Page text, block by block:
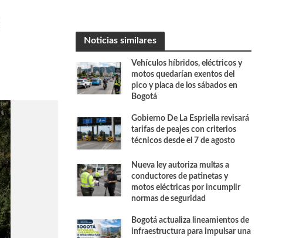
Noticias similares
Vehículos híbridos, eléctricos y
motos quedarían exentos del
pico y placa de los sábados en
Bogotá
Gobierno De La Espriella revisará
tarifas de peajes con criterios
técnicos desde el 7 de agosto
Nueva ley autoriza multas a
conductores de patinetas y
motos eléctricas por incumplir
normas de seguridad
Bogotá actualiza lineamientos de
infraestructura para impulsar una